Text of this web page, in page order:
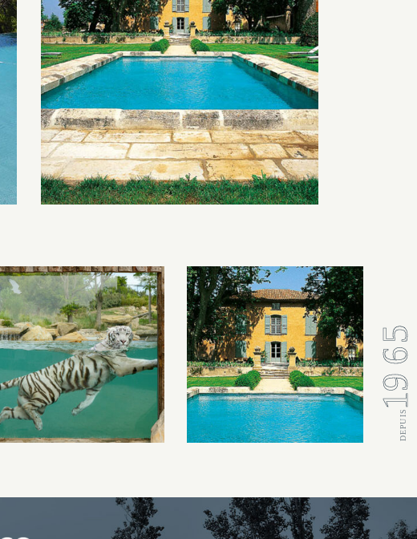
Les piscines en béton authentiques Jacques Brens se démarquent par
la noblesse des matériaux
utilisés pour garder un aspect ancien, retrouver une patine naturelle
ou créer un ornement de pierres de taille.